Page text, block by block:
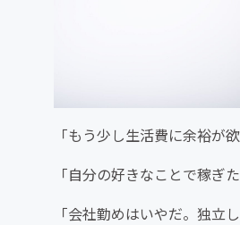
「もう少し生活費に余裕が
「自分の好きなことで稼ぎた
「会社勤めはいやだ。独立